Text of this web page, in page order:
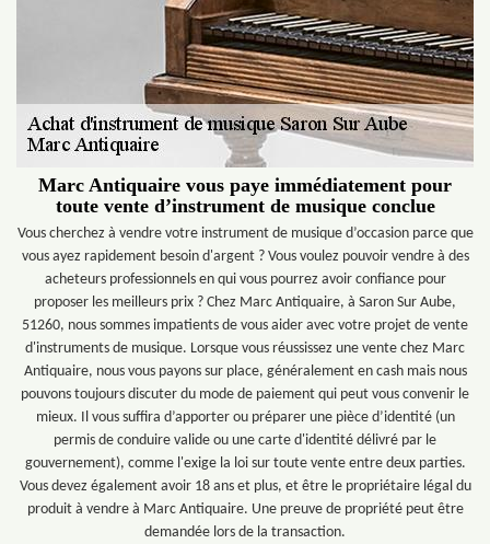
Marc Antiquaire vous paye immédiatement pour
toute vente d’instrument de musique conclue
Vous cherchez à vendre votre instrument de musique d’occasion parce que
vous ayez rapidement besoin d'argent ? Vous voulez pouvoir vendre à des
acheteurs professionnels en qui vous pourrez avoir confiance pour
proposer les meilleurs prix ? Chez Marc Antiquaire, à Saron Sur Aube,
51260, nous sommes impatients de vous aider avec votre projet de vente
d'instruments de musique. Lorsque vous réussissez une vente chez Marc
Antiquaire, nous vous payons sur place, généralement en cash mais nous
pouvons toujours discuter du mode de paiement qui peut vous convenir le
mieux. Il vous suffira d’apporter ou préparer une pièce d’identité (un
permis de conduire valide ou une carte d'identité délivré par le
gouvernement), comme l'exige la loi sur toute vente entre deux parties.
Vous devez également avoir 18 ans et plus, et être le propriétaire légal du
produit à vendre à Marc Antiquaire. Une preuve de propriété peut être
demandée lors de la transaction.